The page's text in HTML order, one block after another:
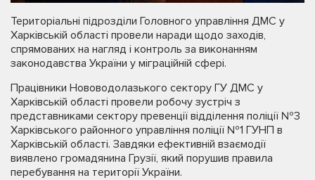
Територіальні підрозділи Головного управління ДМС у
Харківській області провели наради щодо заходів,
спрямованих на нагляд і контроль за виконанням
законодавства України у міграційній сфері.
Працівники Нововодолазького сектору ГУ ДМС у
Харківській області провели робочу зустріч з
представниками сектору превенції відділення поліції №3
Харківського районного управління поліції №1 ГУНП в
Харківській області. Завдяки ефективній взаємодії
виявлено громадянина Грузії, який порушив правила
перебування на території України.